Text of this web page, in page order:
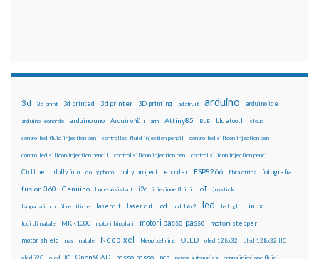
3d 3d print 3d printed 3d printer 3D printing adafruit arduino arduino ide
arduino leonardo arduino uno Arduino Yún arm Attiny85 BLE bluetooth cloud
controlled fluid injection pen controlled fluid injection pencil controlled silicon injection pen
controlled silicon injection pencil control silicon injection pen control silicon injection pencil
CtrlJ pen dolly foto dolly photo dolly project encoder ESP8266 fibra ottica fotografia
fusion 360 Genuino home assistant i2c iniezione fluidi IoT joystick
lampadario con fibre ottiche lasercut laser cut lcd lcd 16x2 led led rgb Linux
luci di natale MKR1000 motori bipolari motori passo-passo motori stepper
motor shield nas natale Neopixel Neopixel ring OLED oled 128x32 oled 128x32 IIC
OpenSCAD passo-passo